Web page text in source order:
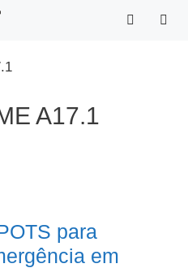
A17.1
para
em